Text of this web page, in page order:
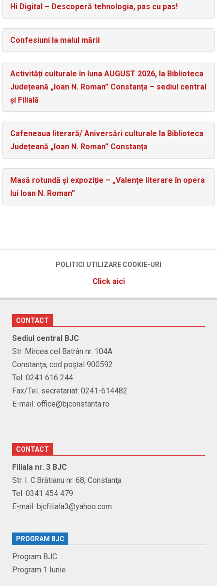
Hi Digital – Descoperă tehnologia, pas cu pas!
Confesiuni la malul mării
Activități culturale în luna AUGUST 2026, la Biblioteca
Județeană „Ioan N. Roman” Constanța – sediul central
și Filială
Cafeneaua literară/ Aniversări culturale la Biblioteca
Județeană „Ioan N. Roman” Constanța
Masă rotundă și expoziție – „Valențe literare în opera
lui Ioan N. Roman”
POLITICI UTILIZARE COOKIE-URI
Click aici
CONTACT
Sediul central BJC
Str. Mircea cel Batrân nr. 104A
Constanţa, cod poştal 900592
Tel. 0241 616 244
Fax/Tel. secretariat: 0241-614482
E-mail: office@bjconstanta.ro
CONTACT
Filiala nr. 3 BJC
Str. I. C.Brătianu nr. 68, Constanţa
Tel. 0341 454 479
E-mail: bjcfiliala3@yahoo.com
PROGRAM BJC
Program BJC
Program 1 Iunie